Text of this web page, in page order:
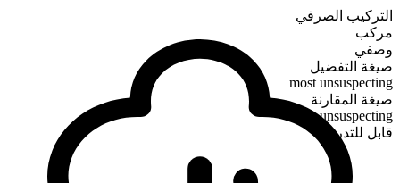
التركيب الصرفي
مركب
وصفي
صيغة التفضيل
most unsuspecting
صيغة المقارنة
more unsuspecting
قابل للتدرج